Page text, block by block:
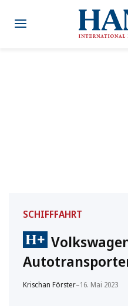
Inhalt
SCHIFFFAHRT
Krischan Förster–16. Mai 2023